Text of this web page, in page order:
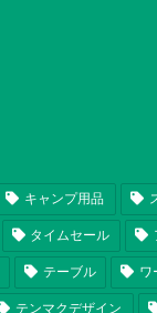
キャンプ用品
タイムセール
テーブル ワ
テンマクデザイン